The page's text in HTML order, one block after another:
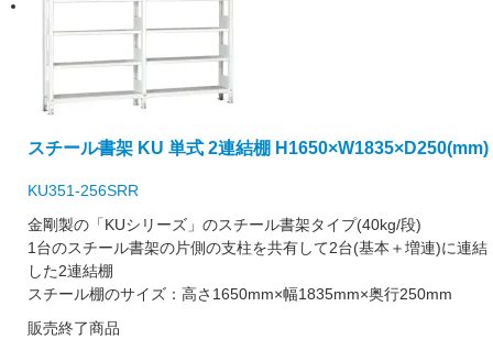
スチール書架 KU 単式 2連結棚 H1650×W1835×D250(mm)
KU351-256SRR
金剛製の「KUシリーズ」のスチール書架タイプ(40kg/段)
1台のスチール書架の片側の支柱を共有して2台(基本＋増連)に連結
した2連結棚
スチール棚のサイズ：高さ1650mm×幅1835mm×奥行250mm
販売終了商品